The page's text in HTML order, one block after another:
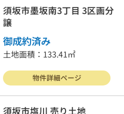
須坂市墨坂南3丁目 3区画分
譲
御成約済み
土地面積：133.41㎡
物件詳細ページ
須坂市塩川 売り土地